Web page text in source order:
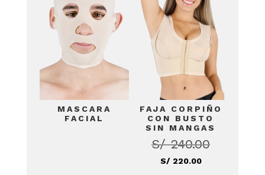
MASCARA
FACIAL
FAJA CORPIÑO
CON BUSTO
SIN MANGAS
S/240.00El
S/220.00El